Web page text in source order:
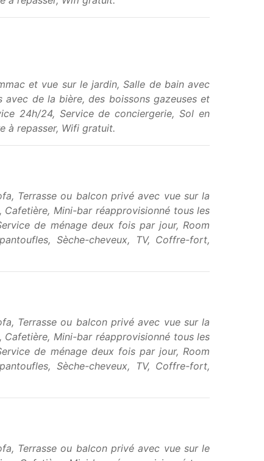
et vue sur le jardin, Salle de bain avec
de la bière, des boissons gazeuses et
24h/24, Service de conciergerie, Sol en
à repasser, Wifi gratuit.
Terrasse ou balcon privé avec vue sur la
Mini-bar réapprovisionné tous les
de ménage deux fois par jour, Room
Sèche-cheveux, TV, Coffre-fort,
Terrasse ou balcon privé avec vue sur la
Mini-bar réapprovisionné tous les
de ménage deux fois par jour, Room
Sèche-cheveux, TV, Coffre-fort,
Terrasse ou balcon privé avec vue sur le